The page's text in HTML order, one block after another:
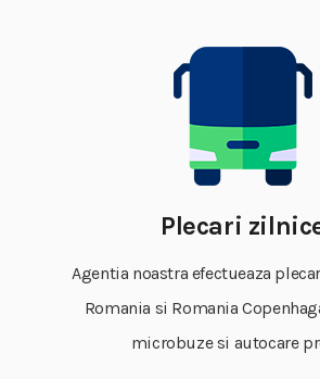
Plecari
Agentia noastra efectueaza
Romania si Romania
microbuze si autocare